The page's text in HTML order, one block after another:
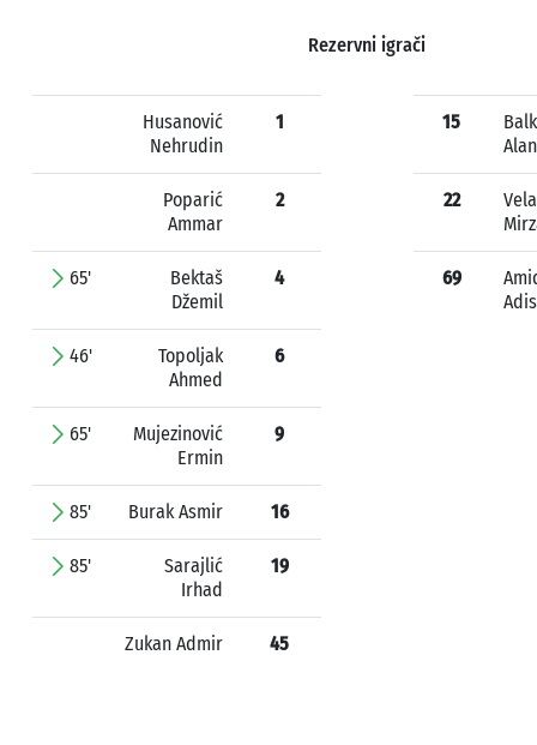
Rezervni igrači
Husanović
Nehrudin
1
Poparić
Ammar
2
65'
Bektaš
Džemil
4
46'
Topoljak
Ahmed
6
65'
Mujezinović
Ermin
9
85' Burak Asmir 16
85'
Sarajlić
Irhad
19
Zukan Admir 45
15
Alan
22
69
Adis